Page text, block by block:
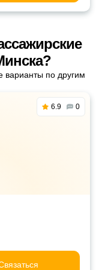
варианты по другим
6.9 0